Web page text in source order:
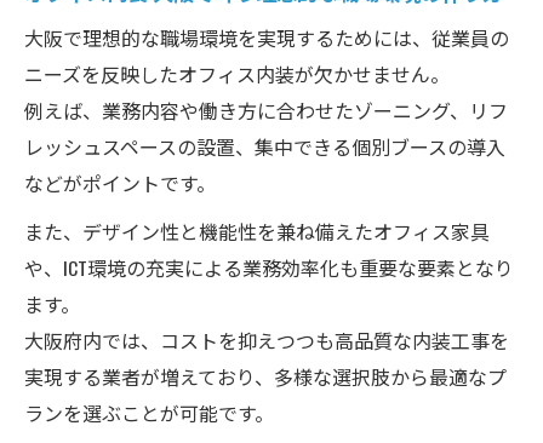
大阪で理想的な職場環境を実現するためには、従業員の
ニーズを反映したオフィス内装が欠かせません。
例えば、業務内容や働き方に合わせたゾーニング、リフ
レッシュスペースの設置、集中できる個別ブースの導入
などがポイントです。
また、デザイン性と機能性を兼ね備えたオフィス家具
や、ICT環境の充実による業務効率化も重要な要素となり
ます。
大阪府内では、コストを抑えつつも高品質な内装工事を
実現する業者が増えており、多様な選択肢から最適なプ
ランを選ぶことが可能です。